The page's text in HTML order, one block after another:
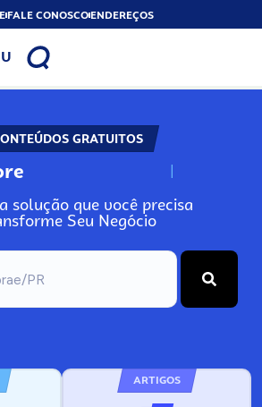
FALE CONOSCOENDEREÇOS
GRATUITOS
N
solução que você precisa
Seu Negócio
ARTIGOS